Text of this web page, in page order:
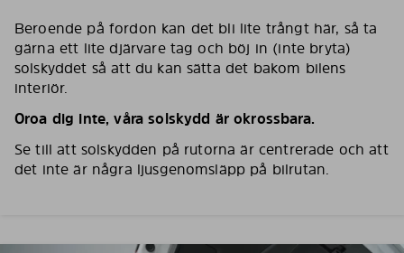
Beroende på fordon kan det bli lite trångt här, så ta
gärna ett lite djärvare tag och böj in (inte bryta)
solskyddet så att du kan sätta det bakom bilens
interiör.
Oroa dig inte, våra solskydd är okrossbara.
Se till att solskydden på rutorna är centrerade och att
det inte är några ljusgenomsläpp på bilrutan.